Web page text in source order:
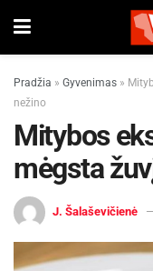
Pradžia » Gyvenimas »
nežino
Mitybos
mėgsta
J. Šalaševičienė